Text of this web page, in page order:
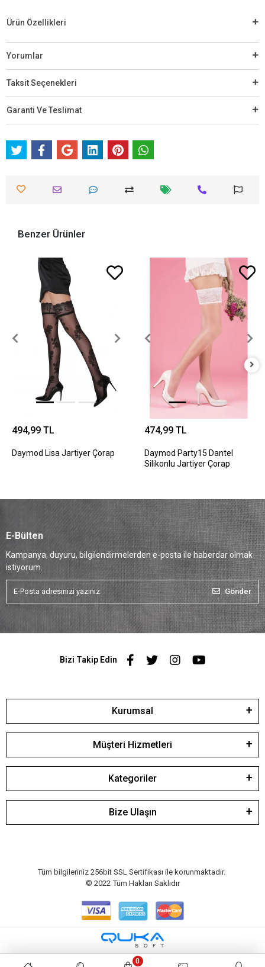
Ürün Özellikleri
Yorumlar
Taksit Seçenekleri
Garanti Ve Teslimat
Benzer Ürünler
494,99 TL
Daymod Lisa Jartiyer Çorap
474,99 TL
Daymod Party15 Dantel
Silikonlu Jartiyer Çorap
E-Bülten
Kampanya, duyuru, bilgilendirmelerden e-posta ile haberdar olmak
istiyorum.
Gönder
Bizi Takip Edin
Kurumsal
Müşteri Hizmetleri
Kategoriler
Bize Ulaşın
Tüm bilgileriniz 256bit SSL Sertifikası ile korunmaktadır.
© 2022 Tüm Hakları Saklıdır
0